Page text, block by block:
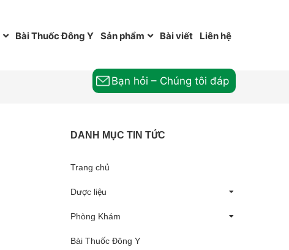
Bài Thuốc Đông Y Sản phẩm Bài viết Liên hệ
Bạn hỏi – Chúng tôi đáp
DANH MỤC TIN TỨC
Trang chủ
Dược liệu
Phòng Khám
Bài Thuốc Đông Y